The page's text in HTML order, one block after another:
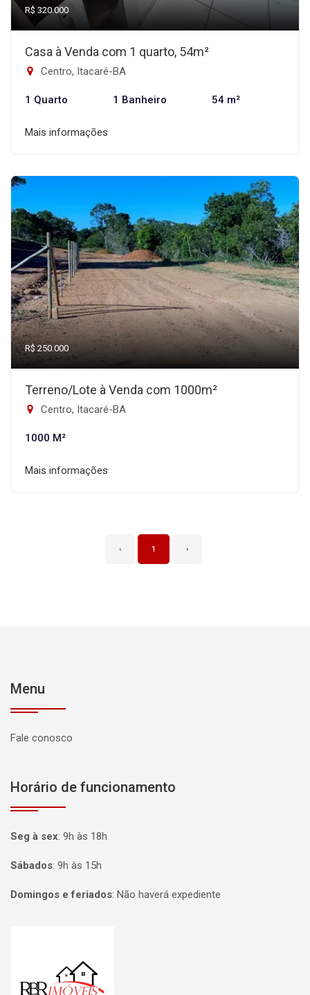
R$ 320.000
Casa à Venda com 1 quarto, 54m²
Centro, Itacaré-BA
1 Quarto 1 Banheiro 54 m²
Mais informações
R$ 250.000
Terreno/Lote à Venda com 1000m²
Centro, Itacaré-BA
1000 M²
Mais informações
‹ 1 ›
Menu
Fale conosco
Horário de funcionamento
Seg à sex: 9h às 18h
Sábados: 9h às 15h
Domingos e feriados: Não haverá expediente